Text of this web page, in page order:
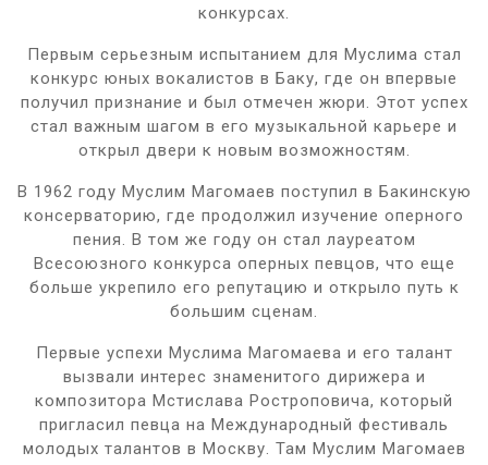
конкурсах.
Первым серьезным испытанием для Муслима стал
конкурс юных вокалистов в Баку, где он впервые
получил признание и был отмечен жюри. Этот успех
стал важным шагом в его музыкальной карьере и
открыл двери к новым возможностям.
В 1962 году Муслим Магомаев поступил в Бакинскую
консерваторию, где продолжил изучение оперного
пения. В том же году он стал лауреатом
Всесоюзного конкурса оперных певцов, что еще
больше укрепило его репутацию и открыло путь к
большим сценам.
Первые успехи Муслима Магомаева и его талант
вызвали интерес знаменитого дирижера и
композитора Мстислава Ростроповича, который
пригласил певца на Международный фестиваль
молодых талантов в Москву. Там Муслим Магомаев